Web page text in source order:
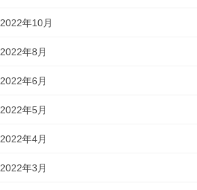
2022年10月
2022年8月
2022年6月
2022年5月
2022年4月
2022年3月